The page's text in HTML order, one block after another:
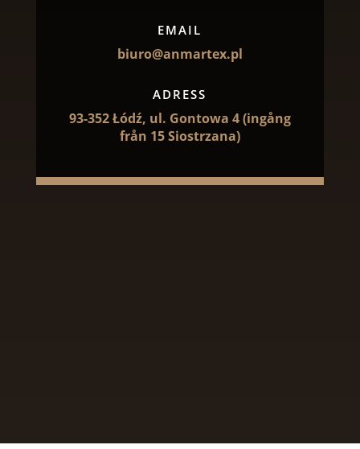
EMAIL
biuro@anmartex.pl
ADRESS
93-352 Łódź, ul. Gontowa 4 (ingång
från 15 Siostrzana)